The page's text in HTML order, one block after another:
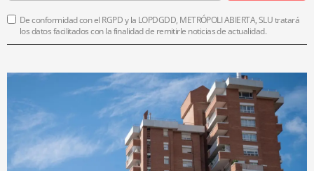
De conformidad con el RGPD y la LOPDGDD, METRÓPOLI ABIERTA, SLU tratará
los datos facilitados con la finalidad de remitirle noticias de actualidad.